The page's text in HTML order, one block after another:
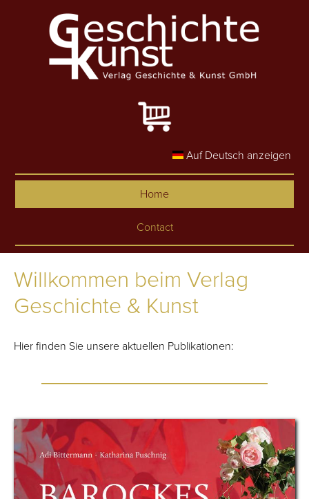
Auf Deutsch anzeigen
Home
Contact
Willkommen beim Verlag
Geschichte & Kunst
Hier finden Sie unsere aktuellen Publikationen: